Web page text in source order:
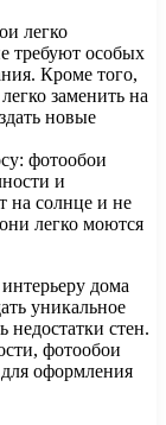
легко
требуют особых
Кроме того,
заменить на
новые
фотообои
и
на солнце и не
легко моются
дома
уникальное
недостатки стен.
фотообои
оформления